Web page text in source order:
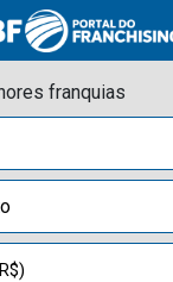
franquias